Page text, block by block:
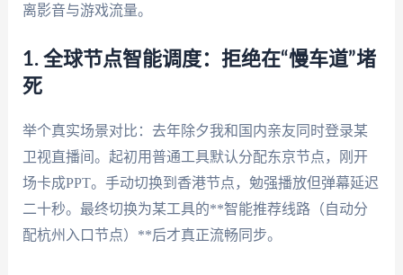
离影音与游戏流量。
1. 全球节点智能调度：拒绝在“慢车道”堵
死
举个真实场景对比：去年除夕我和国内亲友同时登录某
卫视直播间。起初用普通工具默认分配东京节点，刚开
场卡成PPT。手动切换到香港节点，勉强播放但弹幕延迟
二十秒。最终切换为某工具的**智能推荐线路（自动分
配杭州入口节点）**后才真正流畅同步。